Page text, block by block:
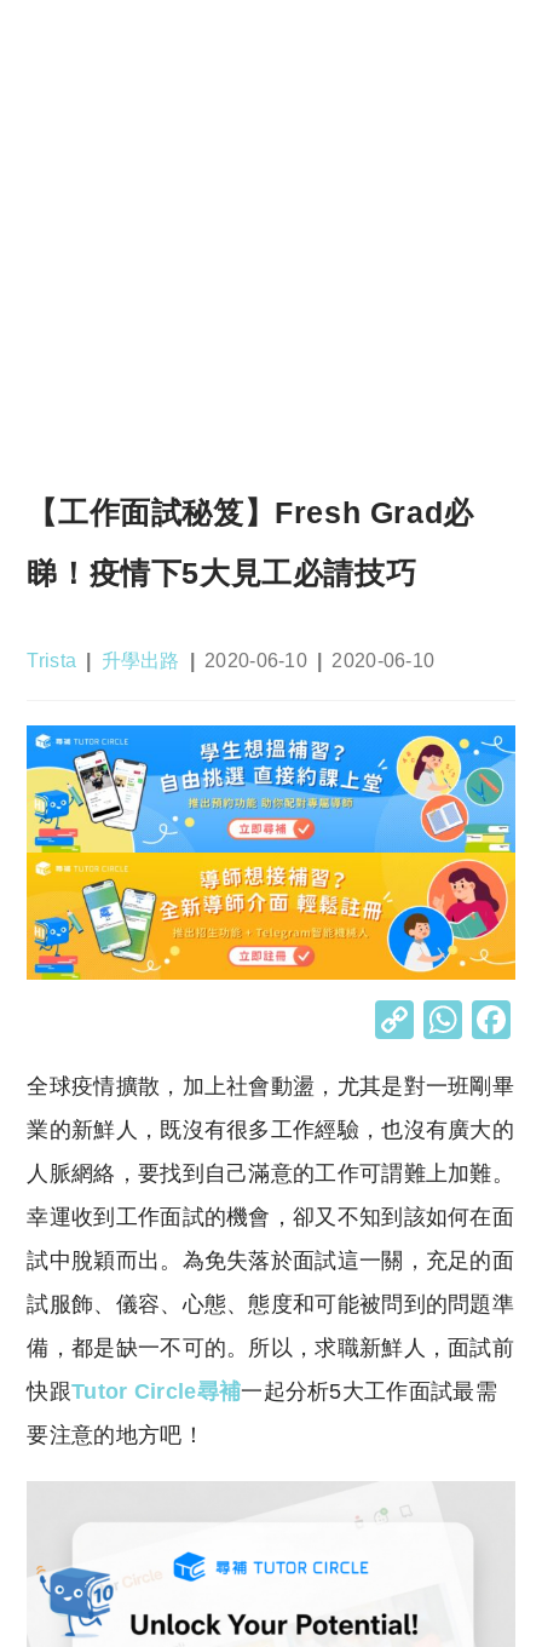
【工作面試秘笈】Fresh Grad必
睇！疫情下5大見工必請技巧
Post
Trista
Post
升學出路
Post
2020-06-10
Post
2020-06-10
C
p
y
Li
n
k
W
at
s
A
p
p
全球疫情擴散，加上社會動盪，尤其是對一班剛畢
業的新鮮人，既沒有很多工作經驗，也沒有廣大的
人脈網絡，要找到自己滿意的工作可謂難上加難。
幸運收到工作面試的機會，卻又不知到該如何在面
試中脫穎而出。為免失落於面試這一關，充足的面
試服飾、儀容、心態、態度和可能被問到的問題準
備，都是缺一不可的。所以，求職新鮮人，面試前
快跟Tutor Circle尋補一起分析5大工作面試最需
要注意的地方吧！